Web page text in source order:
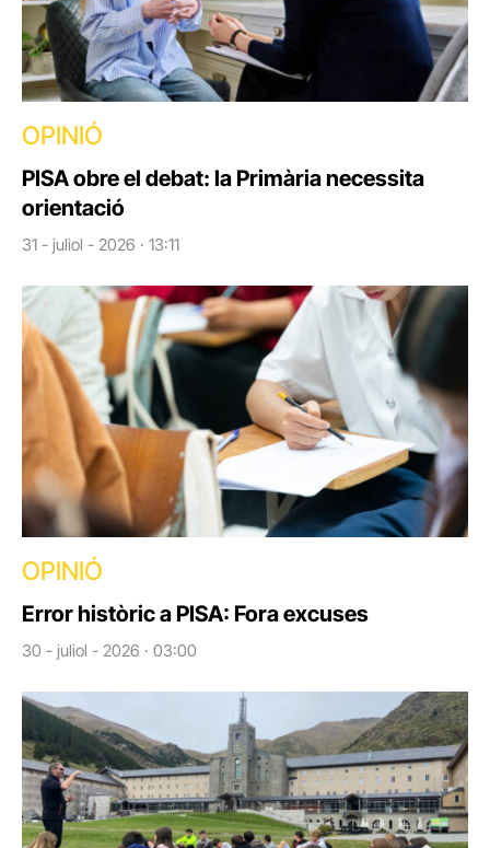
OPINIÓ
PISA obre el debat: la Primària necessita
orientació
31 - juliol - 2026 · 13:11
OPINIÓ
Error històric a PISA: Fora excuses
30 - juliol - 2026 · 03:00